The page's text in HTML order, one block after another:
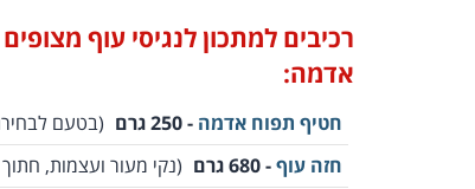
רכיבים למתכון לנגיסי עוף
אדמה:
חטיף תפוח אדמה - 250 גרם
(בטעם
חזה עוף- 680 גרם
(נקי מעור ועצמות, חתוך